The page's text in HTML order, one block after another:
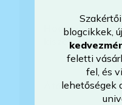
Hogyan tudom
kiszemelt
Áfás számlát
blogcikkek,
feletti
fel, és
lehetőségek